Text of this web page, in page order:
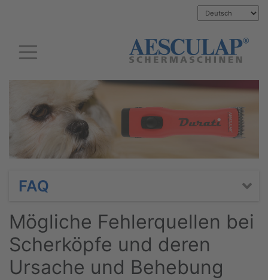
FAQ
Mögliche Fehlerquellen bei
Scherköpfe und deren
Ursache und Behebung